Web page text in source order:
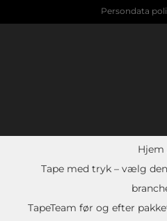
Persondata
Hjem
Tape med tryk – vælg
TapeTeam før og efter